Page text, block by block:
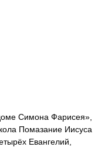
Симона Фарисея»,
Помазание Иисуса
Евангелий,